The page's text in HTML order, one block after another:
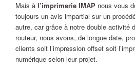
Mais à l’imprimerie IMAPnous vous
toujours un avis impartial sur un
autre, car grâce à notre double activité
routeur, nous avons, de longue date,
clients soit l’impression offset soit
numérique selon leur projet.